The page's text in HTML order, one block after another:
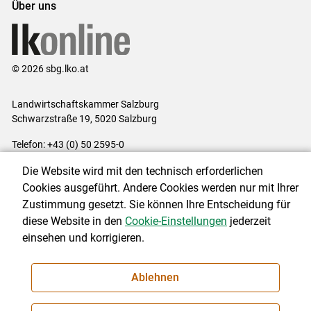
Über uns
© 2026 sbg.lko.at
Landwirtschaftskammer Salzburg
Schwarzstraße 19, 5020 Salzburg
Telefon: +43 (0) 50 2595-0
Impressum|Kontakt|Datenschutzerklärung|Barrierefreiheit|
Cookie-Einstellungen
NEWSLETTER
Die Website wird mit den technisch erforderlichen
Cookies ausgeführt. Andere Cookies werden nur mit Ihrer
Zustimmung gesetzt. Sie können Ihre Entscheidung für
diese Website in den Cookie-Einstellungen jederzeit
einsehen und korrigieren.
Ablehnen